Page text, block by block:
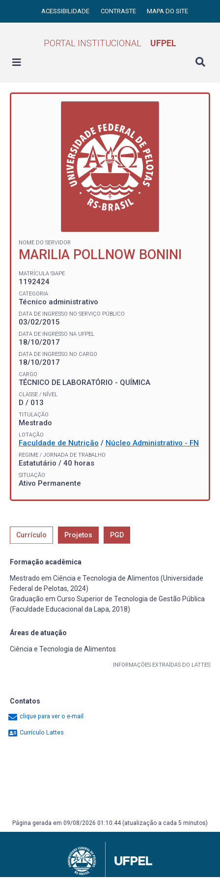
ACESSIBILIDADE CONTRASTE MAPA DO SITE
PORTAL INSTITUCIONAL UFPEL
NOME DO SERVIDOR
MARILIA POLLNOW BONINI
MATRÍCULA SIAPE
1192424
CATEGORIA
Técnico administrativo
DATA DE INGRESSO NO SERVIÇO PÚBLICO
03/02/2015
DATA DE INGRESSO NA UFPEL
18/10/2017
DATA DE INGRESSO NO CARGO
18/10/2017
CARGO
TÉCNICO DE LABORATÓRIO - QUÍMICA
CLASSE / NÍVEL
D / 013
TITULAÇÃO
Mestrado
LOTAÇÃO
Faculdade de Nutrição / Núcleo Administrativo - FN
REGIME / JORNADA DE TRABALHO
Estatutário / 40 horas
SITUAÇÃO
Ativo Permanente
Currículo Projetos PGD
Formação acadêmica
Mestrado em Ciência e Tecnologia de Alimentos (Universidade
Federal de Pelotas, 2024)
Graduação em Curso Superior de Tecnologia de Gestão Pública
(Faculdade Educacional da Lapa, 2018)
Áreas de atuação
Ciência e Tecnologia de Alimentos
INFORMAÇÕES EXTRAÍDAS DO LATTES
Contatos
clique para ver o e-mail
Currículo Lattes
Página gerada em 09/08/2026 01:10:44 (atualização a cada 5 minutos)